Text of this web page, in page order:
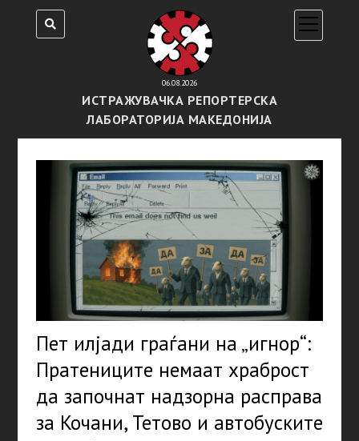
06.08.2026
ИСТРАЖУВАЧКА РЕПОРТЕРСКА
ЛАБОРАТОРИЈА МАКЕДОНИЈА
open
menu
Пет илјади граѓани на „игнор“:
Пратениците немаат храброст
да започнат надзорна расправа
за Кочани, Тетово и автобуските